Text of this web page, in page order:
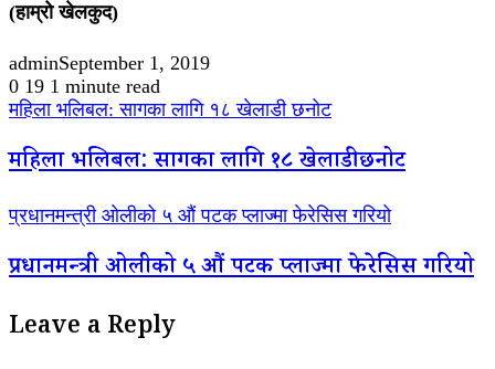
(हाम्रो खेलकुद)
adminSeptember 1, 2019
0 19 1 minute read
महिला भलिबल: सागका लागि १८ खेलाडी छनोट
महिला भलिबल: सागका लागि १८ खेलाडी छनोट
प्रधानमन्त्री ओलीको ५ औं पटक प्लाज्मा फेरेसिस गरियो
प्रधानमन्त्री ओलीको ५ औं पटक प्लाज्मा फेरेसिस गरियो
Leave a Reply